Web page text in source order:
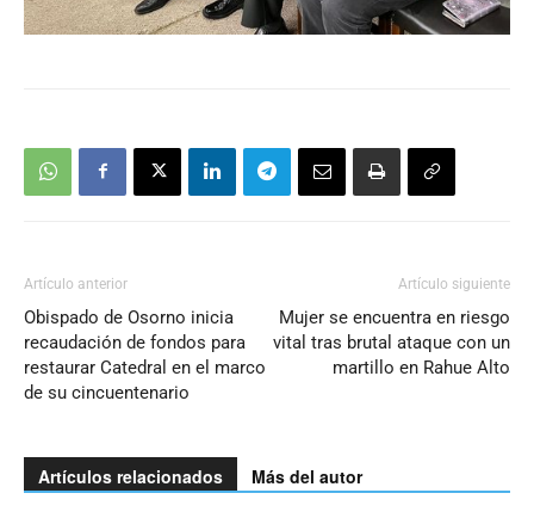
Artículo anterior
Obispado de Osorno inicia
recaudación de fondos para
restaurar Catedral en el marco
de su cincuentenario
Artículo siguiente
Mujer se encuentra en riesgo
vital tras brutal ataque con un
martillo en Rahue Alto
Artículos relacionados Más del autor